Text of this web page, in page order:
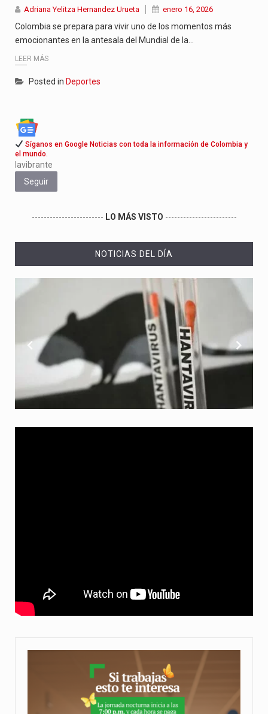
Las autoridades sanitarias de Francia y España mantienen bajo vigilancia…
Adriana Yelitza Hernandez Urueta enero 16, 2026
Colombia se prepara para vivir uno de los momentos más
emocionantes en la antesala del Mundial de la…
LEER MÁS
Posted in Deportes
Síganos en Google Noticias con toda la información de Colombia y
el mundo.
lavibrante
Seguir
------------------------ LO MÁS VISTO ------------------------
NOTICIAS DEL DÍA